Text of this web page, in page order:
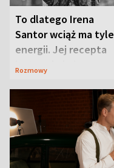
To dlatego Irena
Santor wciąż ma tyle
energii. Jej recepta
jest zaskakująco
Rozmowy